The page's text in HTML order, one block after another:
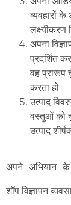
व्यवहारों
लक्ष्यीकरण
अपना
प्रदर्शित
वह प्रारूप
करता हो।
उत्पाद
वस्तुओं को
उत्पाद
शॉप विज्ञापन